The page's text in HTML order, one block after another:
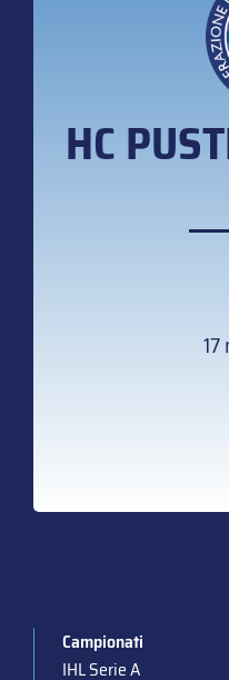
HC
Campionati
IHL Serie A